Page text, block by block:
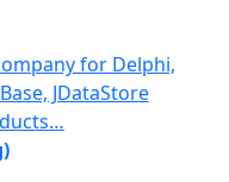
for Delphi,
JDataStore